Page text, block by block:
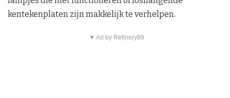
kentekenplaten zijn makkelijk te verhelpen.
▼ Ad by Refinery89